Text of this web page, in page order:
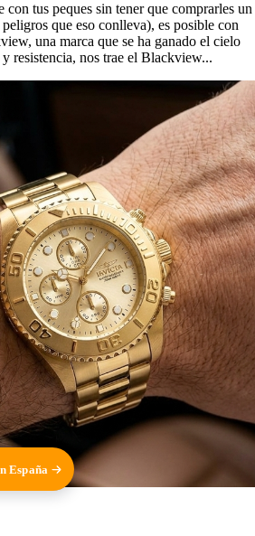
con tus peques sin tener que comprarles un
que eso conlleva), es posible con
una marca que se ha ganado el cielo
resistencia, nos trae el Blackview...
España